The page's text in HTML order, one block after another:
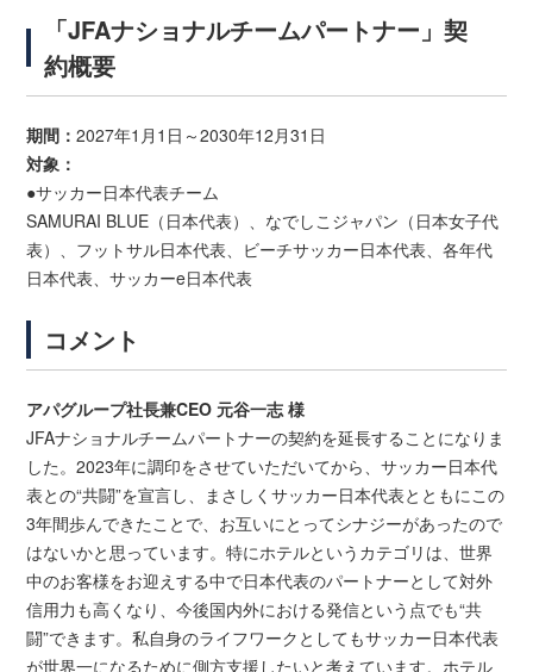
「JFAナショナルチームパートナー」契
約概要
期間：2027年1月1日～2030年12月31日
対象：
●サッカー日本代表チーム
SAMURAI BLUE（日本代表）、なでしこジャパン（日本女子代
表）、フットサル日本代表、ビーチサッカー日本代表、各年代
日本代表、サッカーe日本代表
コメント
アパグループ社長兼CEO 元谷一志 様
JFAナショナルチームパートナーの契約を延長することになりま
した。2023年に調印をさせていただいてから、サッカー日本代
表との“共闘”を宣言し、まさしくサッカー日本代表とともにこの
3年間歩んできたことで、お互いにとってシナジーがあったので
はないかと思っています。特にホテルというカテゴリは、世界
中のお客様をお迎えする中で日本代表のパートナーとして対外
信用力も高くなり、今後国内外における発信という点でも“共
闘”できます。私自身のライフワークとしてもサッカー日本代表
が世界一になるために側方支援したいと考えています。ホテル